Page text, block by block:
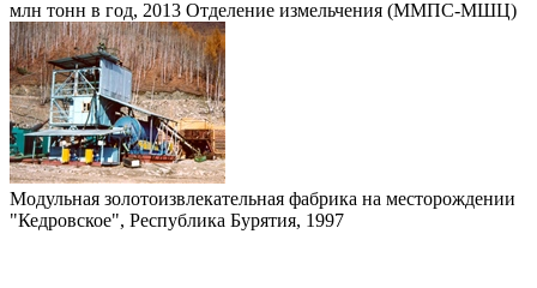
млн тонн в год, 2013 Отделение измельчения (ММПС-МШЦ)
Модульная золотоизвлекательная фабрика на месторождении
"Кедровское", Республика Бурятия, 1997